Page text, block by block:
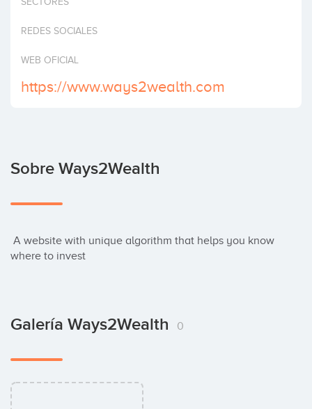
REDES SOCIALES
WEB OFICIAL
https://www.ways2wealth.com
Sobre Ways2Wealth
where to invest
Galería Ways2Wealth 0